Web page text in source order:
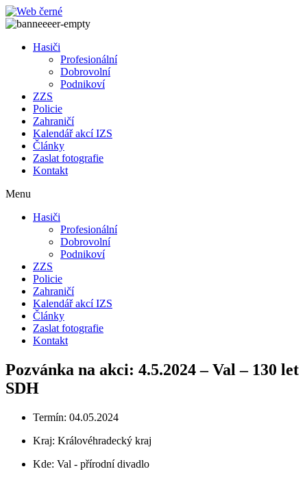
Přejít
k
Hasiči
Profesionální
Dobrovolní
Podnikoví
ZZS
Policie
Zahraničí
Kalendář akcí IZS
Články
Zaslat fotografie
Kontakt
Menu
Hasiči
Profesionální
Dobrovolní
Podnikoví
ZZS
Policie
Zahraničí
Kalendář akcí IZS
Články
Zaslat fotografie
Kontakt
Pozvánka na akci: 4.5.2024 – Val – 130 let
SDH
Termín: 04.05.2024
Kraj: Královéhradecký kraj
Kde: Val - přírodní divadlo